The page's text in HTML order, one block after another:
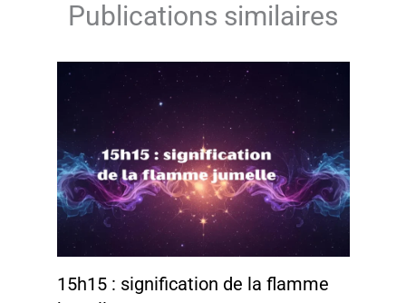
Publications similaires
15h15 : signification de la flamme